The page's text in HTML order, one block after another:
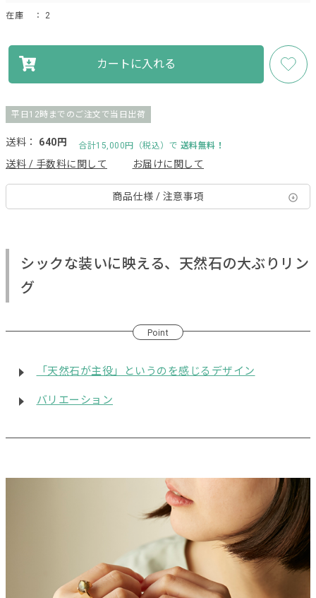
在庫 ： 2
カートに入れる
平日12時までのご注文で当日出荷
送料： 640円 合計15,000円（税込）で 送料無料！
送料 / 手数料に関して お届けに関して
商品仕様 / 注意事項
シックな装いに映える、天然石の大ぶりリン
グ
Point
「天然石が主役」というのを感じるデザイン
バリエーション